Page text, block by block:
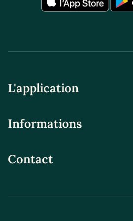
L'application
Informations
Contact